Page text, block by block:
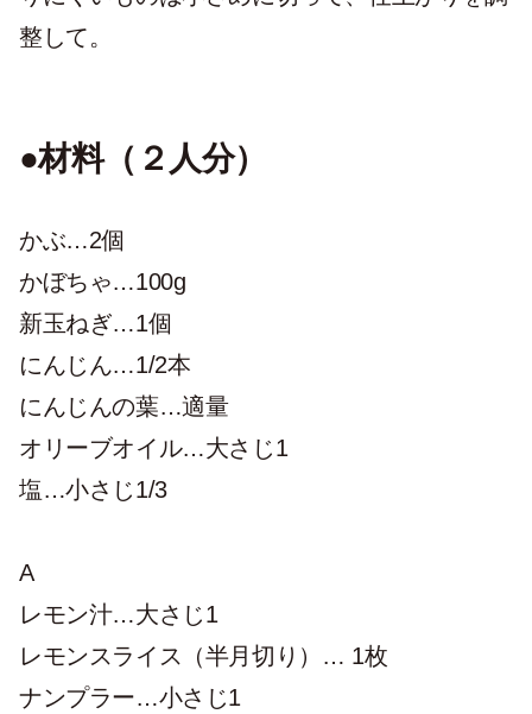
整して。
●材料（２人分）
かぶ…2個
かぼちゃ…100g
新玉ねぎ…1個
にんじん…1/2本
にんじんの葉…適量
オリーブオイル…大さじ1
塩…小さじ1/3
A
レモン汁…大さじ1
レモンスライス（半月切り）… 1枚
ナンプラー…小さじ1